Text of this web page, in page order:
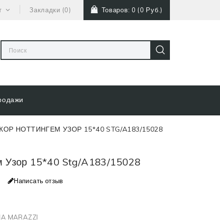
Закладки (0) Товаров: 0 (0 Руб.)
НОТТИНГЕМ УЗОР 15*40 STG/A183/15028
Узор 15*40 Stg/A183/15028
Написать отзыв
MARAZZI